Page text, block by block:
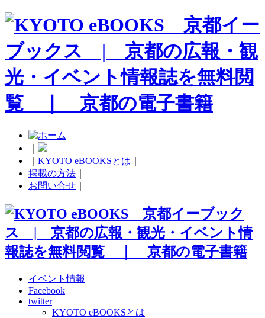
KYOTO eBOOKSとは
掲載の方法
お問い合せ
イベント情報
Facebook
twitter
KYOTO eBOOKSとは